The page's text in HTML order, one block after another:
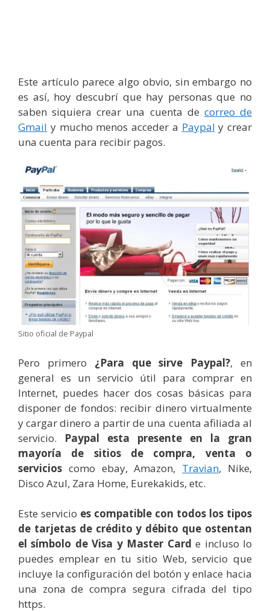
Este artículo parece algo obvio, sin embargo no
es así, hoy descubrí que hay personas que no
saben siquiera crear una cuenta de correo de
Gmail y mucho menos acceder a Paypal y crear
una cuenta para recibir pagos.
Sitio oficial de Paypal
Pero primero ¿Para que sirve Paypal?, en
general es un servicio útil para comprar en
Internet, puedes hacer dos cosas básicas para
disponer de fondos: recibir dinero virtualmente
y cargar dinero a partir de una cuenta afiliada al
servicio. Paypal esta presente en la gran
mayoría de sitios de compra, venta o
servicios como ebay, Amazon, Travian, Nike,
Disco Azul, Zara Home, Eurekakids, etc.
Este servicio es compatible con todos los tipos
de tarjetas de crédito y débito que ostentan
el símbolo de Visa y Master Card e incluso lo
puedes emplear en tu sitio Web, servicio que
incluye la configuración del botón y enlace hacia
una zona de compra segura cifrada del tipo
https.